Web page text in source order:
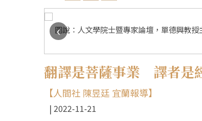
圖說：人文學院士暨專家論壇，單德興教
‹
翻譯是菩薩事業 譯者是
【人間社 陳昱廷 宜蘭報導】
2022-11-21